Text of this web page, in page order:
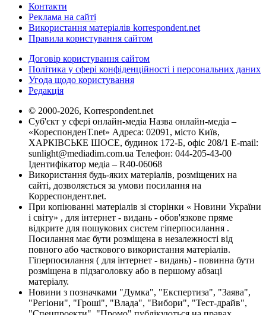
Контакти
Реклама на сайті
Використання матеріалів korrespondent.net
Правила користування сайтом
Договір користування сайтом
Політика у сфері конфіденційності і персональних даних
Угода щодо користування
Редакція
© 2000-2026, Korrespondent.net
Суб'єкт у сфері онлайн-медіа Назва онлайн-медіа –
«КореспонденТ.net» Адреса: 02091, місто Київ,
ХАРКІВСЬКЕ ШОСЕ, будинок 172-Б, офіс 208/1 E-mail:
sunlight@mediadim.com.ua Телефон: 044-205-43-00
Ідентифікатор медіа – R40-06068
Використання будь-яких матеріалів, розміщених на
сайті, дозволяється за умови посилання на
Корреспондент.net.
При копіюванні матеріалів зі сторінки « Новини України
і світу» , для інтернет - видань - обов'язкове пряме
відкрите для пошукових систем гіперпосилання .
Посилання має бути розміщена в незалежності від
повного або часткового використання матеріалів.
Гіперпосилання ( для інтернет - видань) - повинна бути
розміщена в підзаголовку або в першому абзаці
матеріалу.
Новини з позначками "Думка", "Експертиза", "Заява",
"Регіони", "Гроші", "Влада", "Вибори", "Тест-драйв",